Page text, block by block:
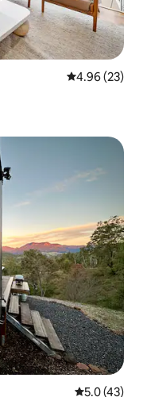
レビュー23
4.96 (23)
レビュー43
5.0 (43)